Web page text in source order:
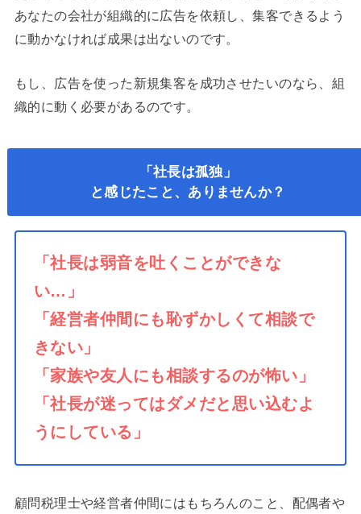
あなたの会社が組織的に広告を依頼し、集客できるよう
に動かなければ成果は出ないのです。
もし、広告を使った新規集客を成功させたいのなら、組
織的に動く必要があるのです。
「社長は孤独」
と感じたこと、ありませんか？
「社長は弱音を吐くことができな
い…」
「経営者仲間にも恥ずかしくて相談で
きない」
「家族や友人にも相談するのが怖い」
「社長が迷ってはダメだと思い込むよ
うにしている」
顧問税理士や経営者仲間にはもちろんのこと、配偶者や